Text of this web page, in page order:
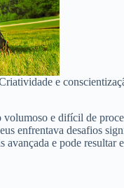
e
e difícil de
enfrentava desafios
e pode resultar